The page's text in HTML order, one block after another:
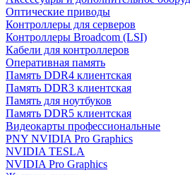
Оптические приводы
Контроллеры для серверов
Контроллеры Broadcom (LSI)
Кабели для контроллеров
Оперативная память
Память DDR4 клиентская
Память DDR3 клиентская
Память для ноутбуков
Память DDR5 клиентская
Видеокарты профессиональные
PNY NVIDIA Pro Graphics
NVIDIA TESLA
NVIDIA Pro Graphics